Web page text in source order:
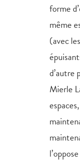
forme
même
(avec
d’autre
Mierle